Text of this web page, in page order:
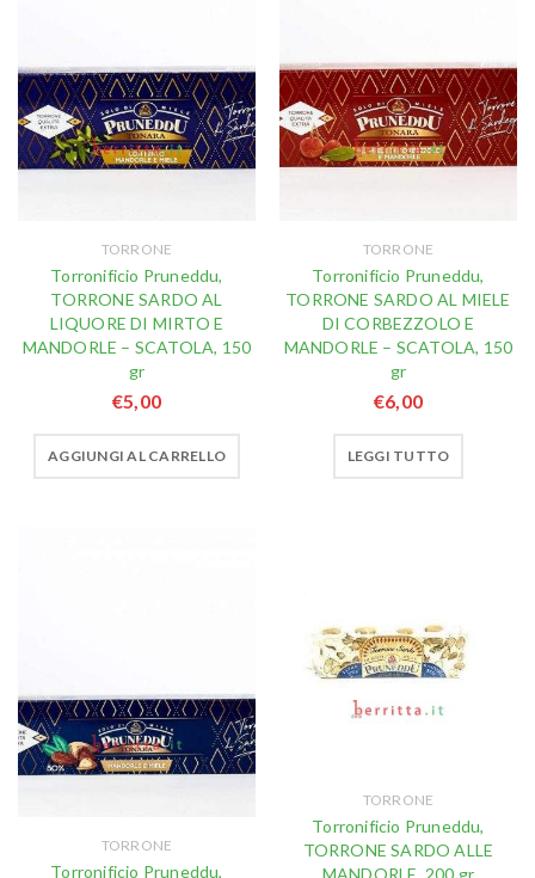
TORRONE
Torronificio Pruneddu,
TORRONE SARDO AL
LIQUORE DI MIRTO E
MANDORLE – SCATOLA, 150
gr
€5,00
AGGIUNGI AL CARRELLO
TORRONE
Torronificio Pruneddu,
TORRONE SARDO AL MIELE
DI CORBEZZOLO E
MANDORLE – SCATOLA, 150
gr
€6,00
LEGGI TUTTO
TORRONE
Torronificio Pruneddu,
TORRONE
Torronificio Pruneddu,
TORRONE SARDO ALLE
MANDORLE, 200 gr